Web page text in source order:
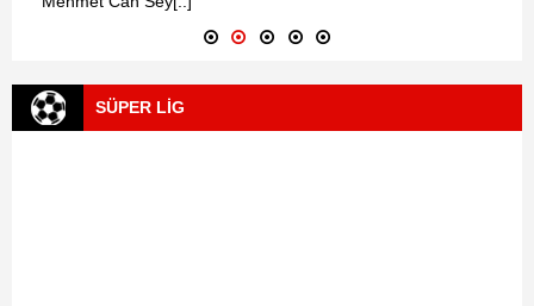
SÜPER LİG